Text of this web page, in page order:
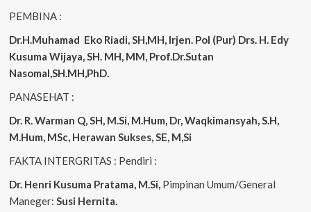
PEMBINA :
Dr.H.Muhamad Eko Riadi, SH,MH, Irjen. Pol (Pur) Drs. H. Edy
Kusuma Wijaya, SH. MH, MM, Prof.Dr.Sutan
Nasomal,SH.MH,PhD.
PANASEHAT :
Dr. R. Warman Q, SH, M.Si, M.Hum, Dr, Waqkimansyah, S.H,
M.Hum, MSc, Herawan Sukses, SE, M,Si
FAKTA INTERGRITAS : Pendiri :
Dr. Henri Kusuma Pratama, M.Si, Pimpinan Umum/General
Maneger: Susi Hernita.